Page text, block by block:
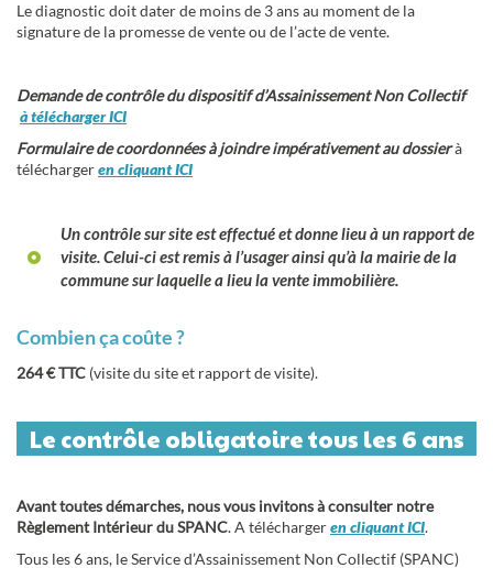
Le diagnostic doit dater de moins de 3 ans au moment de la
signature de la promesse de vente ou de l’acte de vente.
Demande de contrôle du dispositif d’Assainissement Non Collectif
à télécharger ICI
Formulaire de coordonnées à joindre impérativement au dossierà
téléchargeren cliquant ICI
Un contrôle sur site est effectué et donne lieu à un rapport de
visite. Celui-ci est remis à l’usager ainsi qu’à la mairie de la
commune sur laquelle a lieu la vente immobilière.
Combien ça coûte ?
264 € TTC (visite du site et rapport de visite).
Le contrôle obligatoire tous les 6 ans
Avant toutes démarches, nous vous invitons à consulter notre
Règlement Intérieur du SPANC. A téléchargeren cliquant ICI.
Tous les 6 ans, le Service d’Assainissement Non Collectif (SPANC)